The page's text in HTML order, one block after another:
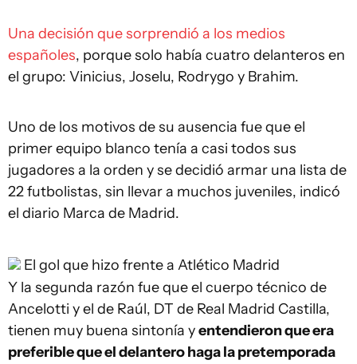
Una decisión que sorprendió a los medios
españoles, porque solo había cuatro delanteros en
el grupo: Vinicius, Joselu, Rodrygo y Brahim.
Uno de los motivos de su ausencia fue que el
primer equipo blanco tenía a casi todos sus
jugadores a la orden y se decidió armar una lista de
22 futbolistas, sin llevar a muchos juveniles, indicó
el diario Marca de Madrid.
El gol que hizo frente a Atlético Madrid
Y la segunda razón fue que el cuerpo técnico de
Ancelotti y el de Raúl, DT de Real Madrid Castilla,
tienen muy buena sintonía yentendieron que era
preferible que el delantero haga la pretemporada